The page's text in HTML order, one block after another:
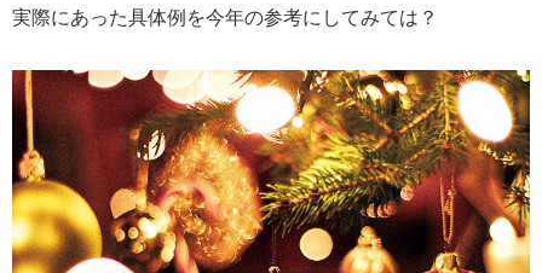
実際にあった具体例を今年の参考にしてみては？